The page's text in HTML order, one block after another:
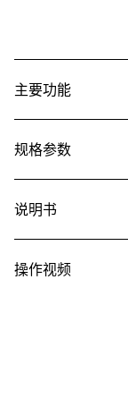
主要功能
规格参数
说明书
操作视频